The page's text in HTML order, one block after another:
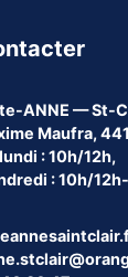
ANNE — St-
Maufra,
: 10h/12h,
: 10h/